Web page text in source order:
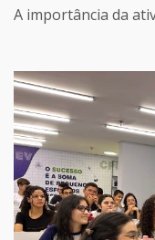
A importância da